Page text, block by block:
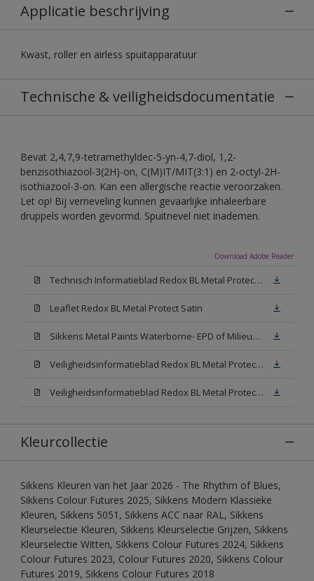
Applicatie beschrijving
Kwast, roller en airless spuitapparatuur
Technische & veiligheidsdocumentatie
Bevat 2,4,7,9-tetramethyldec-5-yn-4,7-diol, 1,2-
benzisothiazool-3(2H)-on, C(M)IT/MIT(3:1) en 2-octyl-2H-
isothiazool-3-on. Kan een allergische reactie veroorzaken.
Let op! Bij verneveling kunnen gevaarlijke inhaleerbare
druppels worden gevormd. Spuitnevel niet inademen.
Download Adobe Reader
Technisch Informatieblad Redox BL Metal Protect (PDF)
Leaflet Redox BL Metal Protect Satin
Sikkens Metal Paints Waterborne- EPD of Milieuproductverklaring
Veiligheidsinformatieblad Redox BL Metal Protect Satin N00 (MSDS)
Veiligheidsinformatieblad Redox BL Metal Protect Satin White W05 (MSDS)
Kleurcollectie
Sikkens Kleuren van het Jaar 2026 - The Rhythm of Blues,
Sikkens Colour Futures 2025, Sikkens Modern Klassieke
Kleuren, Sikkens 5051, Sikkens ACC naar RAL, Sikkens
Kleurselectie Kleuren, Sikkens Kleurselectie Grijzen, Sikkens
Kleurselectie Witten, Sikkens Colour Futures 2024, Sikkens
Colour Futures 2023, Colour Futures 2020, Sikkens Colour
Futures 2019, Sikkens Colour Futures 2018